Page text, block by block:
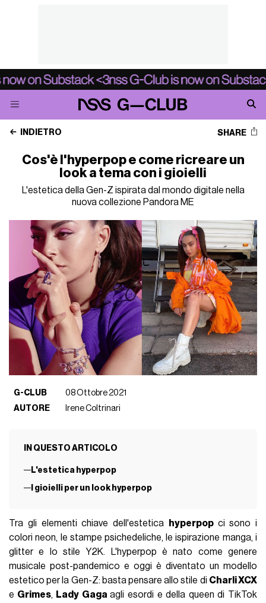
INDIETRO SHARE
Cos'è l'hyperpop e come ricreare un
look a tema con i gioielli
L'estetica della Gen-Z ispirata dal mondo digitale nella
nuova collezione Pandora ME
G-CLUB
08 Ottobre 2021
AUTORE
Irene Coltrinari
IN QUESTO ARTICOLO
L'estetica hyperpop
I gioielli per un look hyperpop
Tra gli elementi chiave dell'estetica hyperpop ci sono i
colori neon, le stampe psichedeliche, le ispirazione manga, i
glitter e lo stile Y2K. L'hyperpop è nato come genere
musicale post-pandemico e oggi è diventato un modello
estetico per la Gen-Z: basta pensare allo stile di Charli XCX
e Grimes, Lady Gagaagli esordi e della queen di TikTok